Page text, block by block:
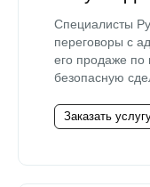
Специалисты
переговоры с
его продаже по
безопасную
Заказать